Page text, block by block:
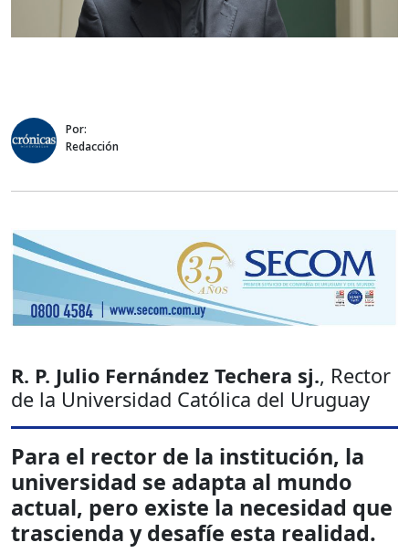
Por:
Redacción
R. P. Julio Fernández Techera sj., Rector
de la Universidad Católica del Uruguay
Para el rector de la institución, la
universidad se adapta al mundo
actual, pero existe la necesidad que
trascienda y desafíe esta realidad.